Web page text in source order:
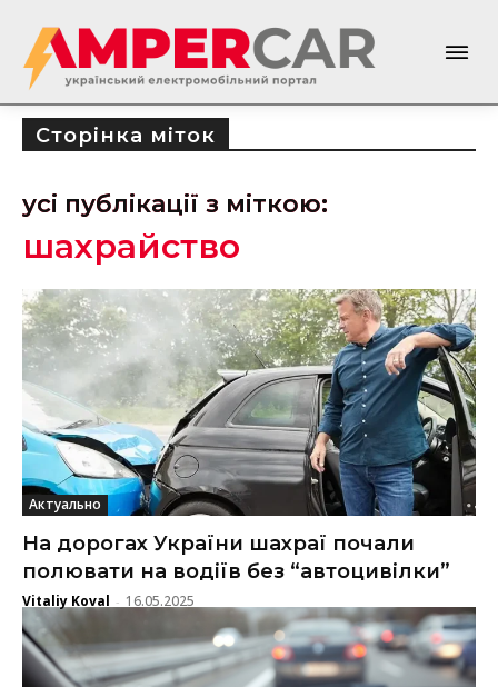
Сторінка міток
усі публікації з міткою:
шахрайство
Актуально
На дорогах України шахраї почали
полювати на водіїв без “автоцивілки”
Vitaliy Koval - 16.05.2025